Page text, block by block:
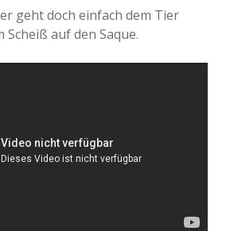
geht doch einfach dem Tier
Scheiß auf den Saque.